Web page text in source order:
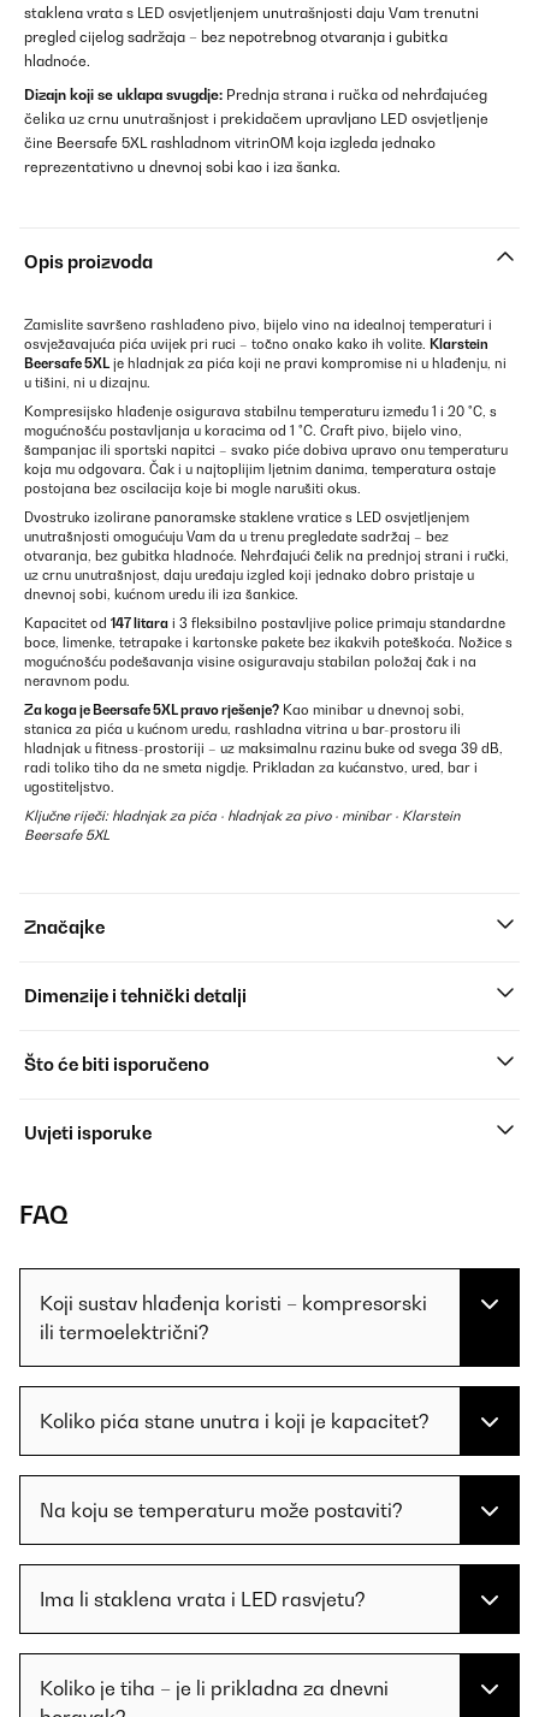
staklena vrata s LED osvjetljenjem unutrašnjosti daju Vam trenutni
pregled cijelog sadržaja – bez nepotrebnog otvaranja i gubitka
hladnoće.
Dizajn koji se uklapa svugdje: Prednja strana i ručka od nehrđajućeg
čelika uz crnu unutrašnjost i prekidačem upravljano LED osvjetljenje
čine Beersafe 5XL rashladnom vitrinOM koja izgleda jednako
reprezentativno u dnevnoj sobi kao i iza šanka.
Opis proizvoda
Zamislite savršeno rashlađeno pivo, bijelo vino na idealnoj temperaturi i
osvježavajuća pića uvijek pri ruci – točno onako kako ih volite. Klarstein
Beersafe 5XL je hladnjak za pića koji ne pravi kompromise ni u hlađenju, ni
u tišini, ni u dizajnu.
Kompresijsko hlađenje osigurava stabilnu temperaturu između 1 i 20 °C, s
mogućnošću postavljanja u koracima od 1 °C. Craft pivo, bijelo vino,
šampanjac ili sportski napitci – svako piće dobiva upravo onu temperaturu
koja mu odgovara. Čak i u najtoplijim ljetnim danima, temperatura ostaje
postojana bez oscilacija koje bi mogle narušiti okus.
Dvostruko izolirane panoramske staklene vratice s LED osvjetljenjem
unutrašnjosti omogućuju Vam da u trenu pregledate sadržaj – bez
otvaranja, bez gubitka hladnoće. Nehrđajući čelik na prednjoj strani i ručki,
uz crnu unutrašnjost, daju uređaju izgled koji jednako dobro pristaje u
dnevnoj sobi, kućnom uredu ili iza šankice.
Kapacitet od 147 litara i 3 fleksibilno postavljive police primaju standardne
boce, limenke, tetrapake i kartonske pakete bez ikakvih poteškoća. Nožice s
mogućnošću podešavanja visine osiguravaju stabilan položaj čak i na
neravnom podu.
Za koga je Beersafe 5XL pravo rješenje? Kao minibar u dnevnoj sobi,
stanica za pića u kućnom uredu, rashladna vitrina u bar-prostoru ili
hladnjak u fitness-prostoriji – uz maksimalnu razinu buke od svega 39 dB,
radi toliko tiho da ne smeta nigdje. Prikladan za kućanstvo, ured, bar i
ugostiteljstvo.
Ključne riječi: hladnjak za pića · hladnjak za pivo · minibar · Klarstein
Beersafe 5XL
Značajke
Dimenzije i tehnički detalji
Što će biti isporučeno
Uvjeti isporuke
FAQ
Koji sustav hlađenja koristi – kompresorski
ili termoelektrični?
Koliko pića stane unutra i koji je kapacitet?
Na koju se temperaturu može postaviti?
Ima li staklena vrata i LED rasvjetu?
Koliko je tiha – je li prikladna za dnevni